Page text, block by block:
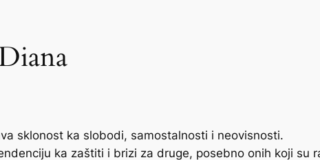
sklonost ka slobodi, samostalnosti i neovisnosti.
ka zaštiti i brizi za druge, posebno onih koji su